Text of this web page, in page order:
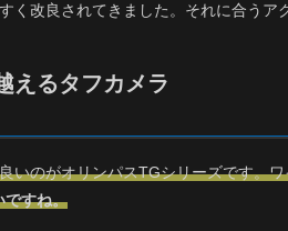
く改良されてきました。それに合うア
えるタフカメラ
いのがオリンパスTGシリーズです。
すね。